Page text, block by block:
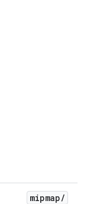
mipmap/